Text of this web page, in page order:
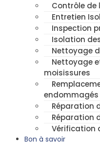
Contrôle de
Entretien
Inspection
Isolation
Nettoyage
Nettoyage
moisissures
endommagés
Réparation
Réparation
Vérification
Bon à savoir